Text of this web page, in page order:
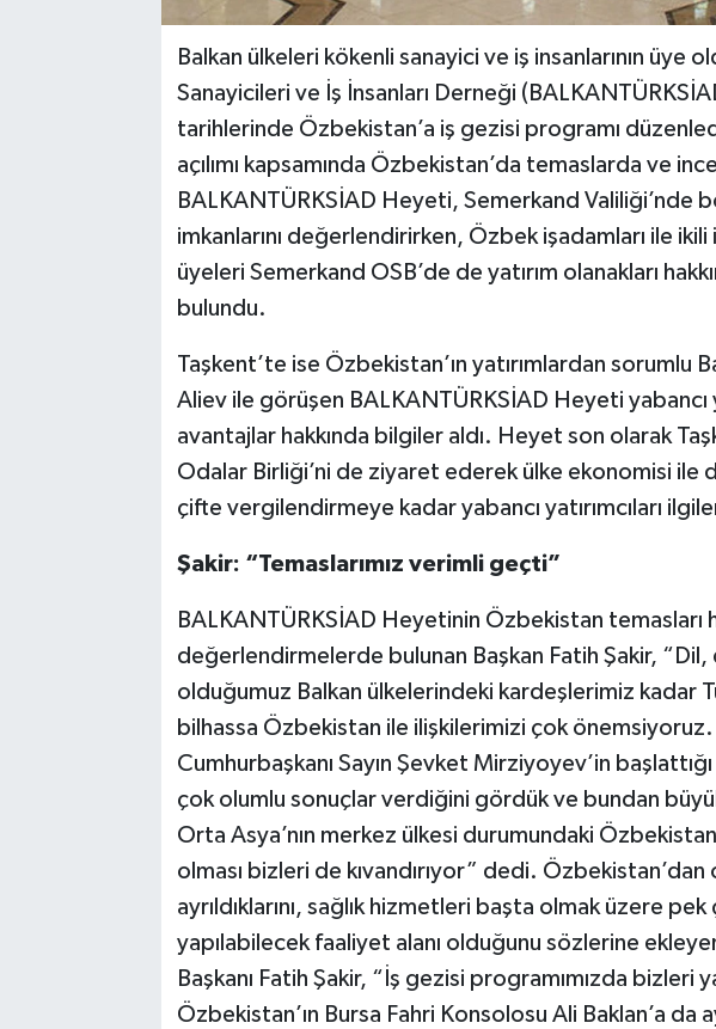
Balkan ülkeleri kökenli sanayici ve iş insanlarının üye
Sanayicileri ve İş İnsanları Derneği
tarihlerinde Özbekistan’a iş gezisi programı
açılımı kapsamında Özbekistan’da temaslarda ve
BALKANTÜRKSİAD Heyeti, Semerkand Valiliği’nde
imkanlarını değerlendirirken, Özbek işadamları ile
üyeleri Semerkand OSB’de de yatırım olanakları
bulundu.
Taşkent’te ise Özbekistan’ın yatırımlardan sorumlu
Aliev ile görüşen BALKANTÜRKSİAD Heyeti yabancı
avantajlar hakkında bilgiler aldı. Heyet son olarak
Odalar Birliği’ni de ziyaret ederek ülke ekonomisi ile
çifte vergilendirmeye kadar yabancı yatırımcıları
Şakir: “Temaslarımız verimli geçti”
BALKANTÜRKSİAD Heyetinin Özbekistan temasları
değerlendirmelerde bulunan Başkan Fatih Şakir,
olduğumuz Balkan ülkelerindeki kardeşlerimiz kadar
bilhassa Özbekistan ile ilişkilerimizi çok
Cumhurbaşkanı Sayın Şevket Mirziyoyev’in başlattığı
çok olumlu sonuçlar verdiğini gördük ve bundan
Orta Asya’nın merkez ülkesi durumundaki
olması bizleri de kıvandırıyor” dedi.
ayrıldıklarını, sağlık hizmetleri başta olmak üzere
yapılabilecek faaliyet alanı olduğunu sözlerine
Başkanı Fatih Şakir, “İş gezisi programımızda bizleri
Özbekistan’ın Bursa Fahri Konsolosu Ali Baklan’a da